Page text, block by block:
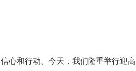
心和行动。今天，我们隆重举行迎高